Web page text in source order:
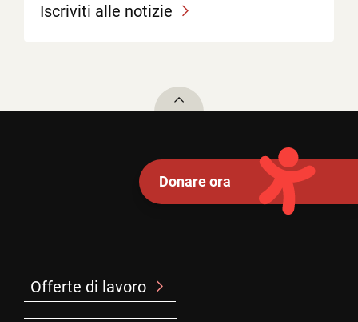
Iscriviti alle notizie
To top
Donare ora
Offerte di lavoro